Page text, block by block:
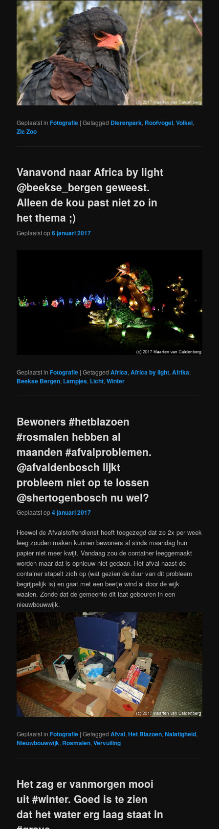
Geplaatst in Fotografie |Getagged Dierenpark, Roofvogel,Volkel,
Zie Zoo
Vanavond naar Africa by light
@beekse_bergen geweest.
Alleen de kou past niet zo in
het thema ;)
Geplaatst op6 januari 2017
Geplaatst in Fotografie |Getagged Africa,Africa by light,Afrika,
Beekse Bergen, Lampjes, Licht,Winter
Bewoners #hetblazoen
#rosmalen hebben al
maanden #afvalproblemen.
@afvaldenbosch lijkt
probleem niet op te lossen
@shertogenbosch nu wel?
Geplaatst op4 januari 2017
Hoewel de Afvalstoffendienst heeft toegezegd dat ze 2x per week
leeg zouden maken kunnen bewoners al sinds maandag hun
papier niet meer kwijt. Vandaag zou de container leeggemaakt
worden maar dat is opnieuw niet gedaan. Het afval naast de
container stapelt zich op (wat gezien de duur van dit probleem
begrijpelijk is) en gaat met een beetje wind al door de wijk
waaien. Zonde dat de gemeente dit laat gebeuren in een
nieuwbouwwijk.
Geplaatst in Fotografie |Getagged Afval,Het Blazoen,Nalatigheid,
Nieuwbouwwijk, Rosmalen,Vervuiling
Het zag er vanmorgen mooi
uit #winter. Goed is te zien
dat het water erg laag staat in